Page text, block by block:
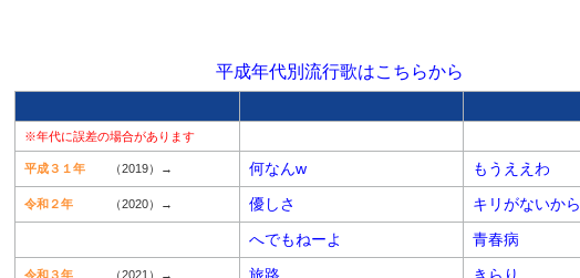
平成年代別流行歌はこちらから
※年代に誤差の場合があります
平成３１年 （2019）→ 何なんw もうええわ
令和２年 （2020）→ 優しさ
キリがないから
へでもねーよ
青春病
令和３年 （2021）→